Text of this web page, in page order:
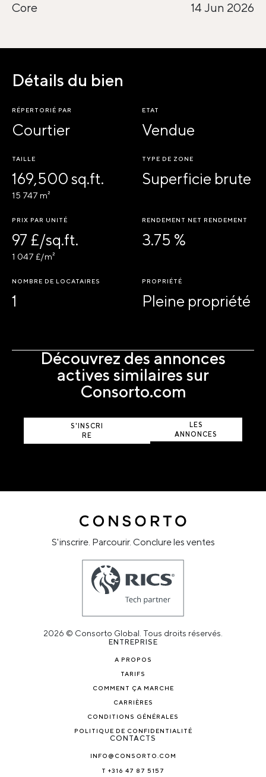
Core 14 Jun 2026
Détails du bien
RÉPERTORIÉ PAR
Courtier
ETAT
Vendue
TAILLE
169,500 sq.ft.
15 747 m²
TYPE DE ZONE
Superficie brute
PRIX PAR UNITÉ
97 £/sq.ft.
1 047 £/m²
RENDEMENT NET RENDEMENT
3.75 %
NOMBRE DE LOCATAIRES
1
PROPRIÉTÉ
Pleine propriété
Découvrez des annonces
actives similaires sur
Consorto.com
S'INSCRI
RE
LES
ANNONCES
ACTIVES
S'inscrire. Parcourir. Conclure les ventes
2026 © Consorto Global. Tous droits réservés.
ENTREPRISE
A PROPOS
TARIFS
COMMENT ÇA MARCHE
CARRIÈRES
CONDITIONS GÉNÉRALES
POLITIQUE DE CONFIDENTIALITÉ
CONTACTS
INFO@CONSORTO.COM
T +316 47 87 5157